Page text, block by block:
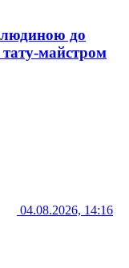
до
тату-майстром
04.08.2026, 14:16